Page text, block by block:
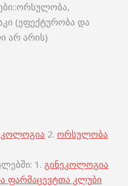
(ეფექტურობა და
არ არის)
2. ორსულობა
1. გინეკოლოგია
ფარმაცევტთა კლუბი